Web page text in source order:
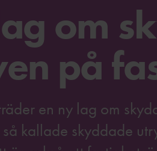
om
på
en ny lag om
så kallade skyddade